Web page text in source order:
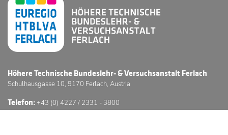
Höhere Technische Bundeslehr- & Versuchsanstalt Ferlach
Schulhausgasse 10, 9170 Ferlach, Austria
Telefon:+43 (0) 4227 / 2331 - 3800
E-Mail: